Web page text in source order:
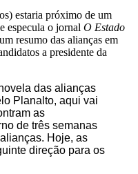
estaria próximo de um
especula o jornal O Estado
resumo das alianças em
a presidente da
das alianças
Planalto, aqui vai
as
de três semanas
Hoje, as
direção para os